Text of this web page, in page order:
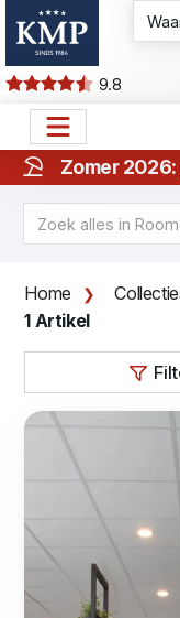
9.8
Zomer
Home
1 Artikel